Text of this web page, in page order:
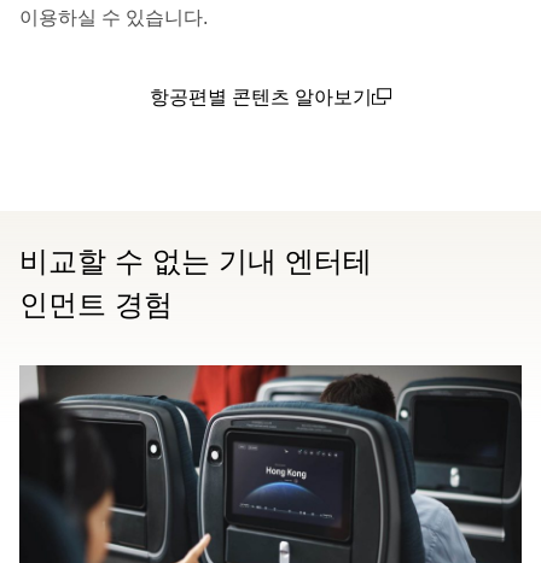
이용하실 수 있습니다.
항공편별 콘텐츠 알아보기
비교할 수 없는 기내 엔터테
인먼트 경험